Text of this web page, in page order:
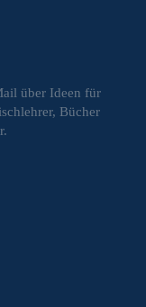
über Ideen für
Bücher